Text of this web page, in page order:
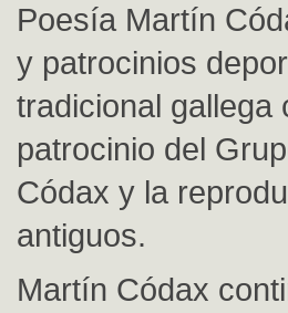
Poesía Martín
y patrocinios
tradicional gallega
patrocinio del
Códax y la
antiguos.
Martín Códax